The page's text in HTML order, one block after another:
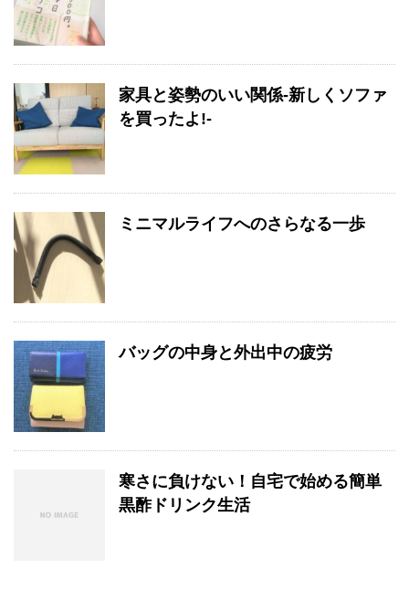
家具と姿勢のいい関係-新しくソファ
を買ったよ!-
ミニマルライフへのさらなる一歩
バッグの中身と外出中の疲労
寒さに負けない！自宅で始める簡単
黒酢ドリンク生活